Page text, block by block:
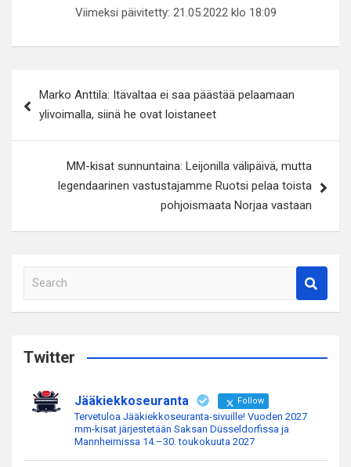
Viimeksi päivitetty: 21.05.2022 klo 18:09
selaus
Marko Anttila: Itävaltaa ei saa päästää pelaamaan
ylivoimalla, siinä he ovat loistaneet
MM-kisat sunnuntaina: Leijonilla välipäivä, mutta
legendaarinen vastustajamme Ruotsi pelaa toista
pohjoismaata Norjaa vastaan
a
c
Twitter
Jääkiekkoseuranta Follow
Tervetuloa Jääkiekkoseuranta-sivuille! Vuoden 2027
mm-kisat järjestetään Saksan Düsseldorfissa ja
Mannheimissa 14.–30. toukokuuta 2027